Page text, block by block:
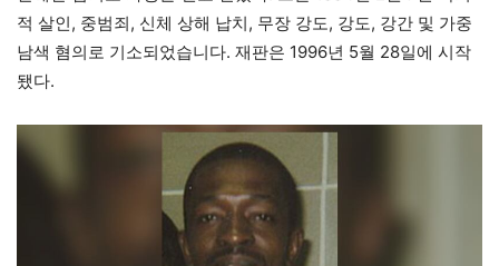
적 살인, 중범죄, 신체 상해 납치, 무장 강도, 강도, 강간 및 가중
남색 혐의로 기소되었습니다. 재판은 1996년 5월 28일에 시작
됐다.